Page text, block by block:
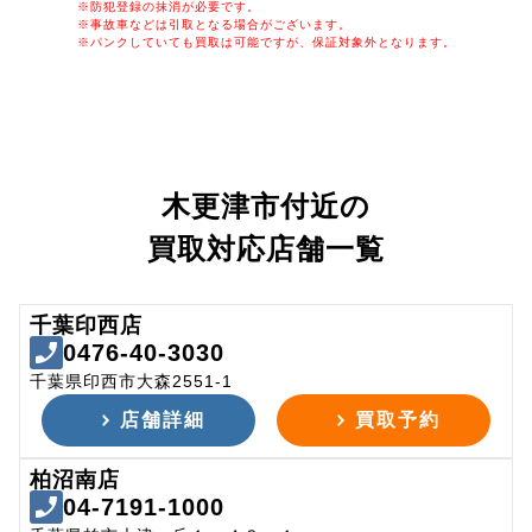
※防犯登録の抹消が必要です。
※事故車などは引取となる場合がございます。
※パンクしていても買取は可能ですが、保証対象外となります。
木更津市付近の
買取対応店舗一覧
千葉印西店
0476-40-3030
千葉県印西市大森2551-1
店舗詳細 買取予約
柏沼南店
04-7191-1000